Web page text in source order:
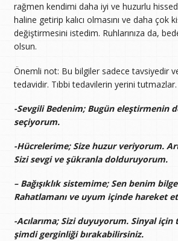
rağmen kendimi daha iyi ve huzurlu
haline getirip kalıcı olmasını ve daha çok
değiştirmesini istedim. Ruhlarınıza da,
olsun.
Önemli not: Bu bilgiler sadece tavsiyedir
tedavidir. Tıbbi tedavilerin yerini tutmazlar.
-Sevgili Bedenim; Bugün eleştirmenin
seçiyorum.
-Hücrelerime; Size huzur veriyorum.
Sizi sevgi ve şükranla dolduruyorum.
– Bağışıklık sistemime; Sen benim
Rahatlamanı ve uyum içinde hareket
-Acılarıma; Sizi duyuyorum. Sinyal
şimdi gerginliği bırakabilirsiniz.